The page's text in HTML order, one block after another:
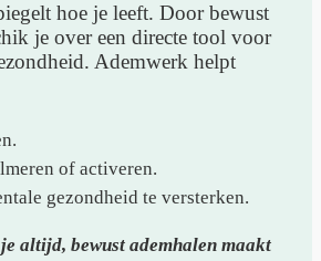
hoe je leeft. Door bewust
je over een directe tool voor
Ademwerk helpt
of activeren.
gezondheid te versterken.
altijd, bewust ademhalen maakt